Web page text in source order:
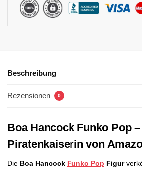
Beschreibung
Rezensionen 0
Boa Hancock Funko Pop
Piratenkaiserin von
Die Boa Hancock Funko Pop Figur